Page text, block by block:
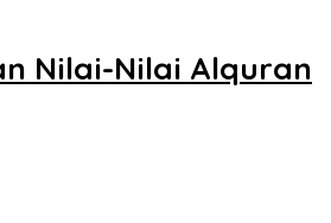
Nilai-Nilai Alquran